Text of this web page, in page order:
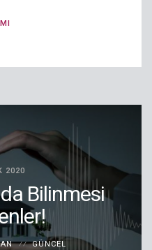
2020
Bilinmesi
GÜNCEL